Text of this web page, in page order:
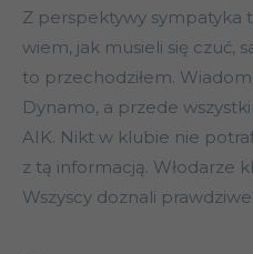
Z perspektywy sympatyka
wiem, jak musieli się czuć,
to przechodziłem.
Dynamo, a przede
AIK. Nikt w klubie nie
z tą informacją. Włodarze
Wszyscy doznali